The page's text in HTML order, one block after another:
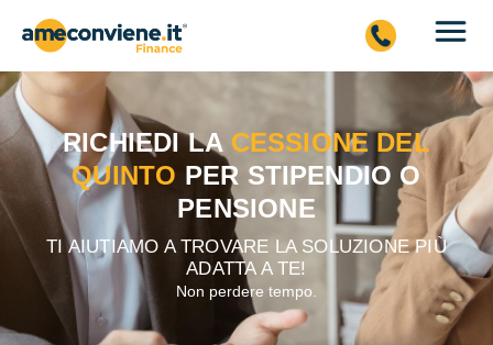
RICHIEDI LA CESSIONE DEL
QUINTO PER STIPENDIO O
PENSIONE
TI AIUTIAMO A TROVARE LA SOLUZIONE PIÙ
ADATTA A TE!
Non perdere tempo.